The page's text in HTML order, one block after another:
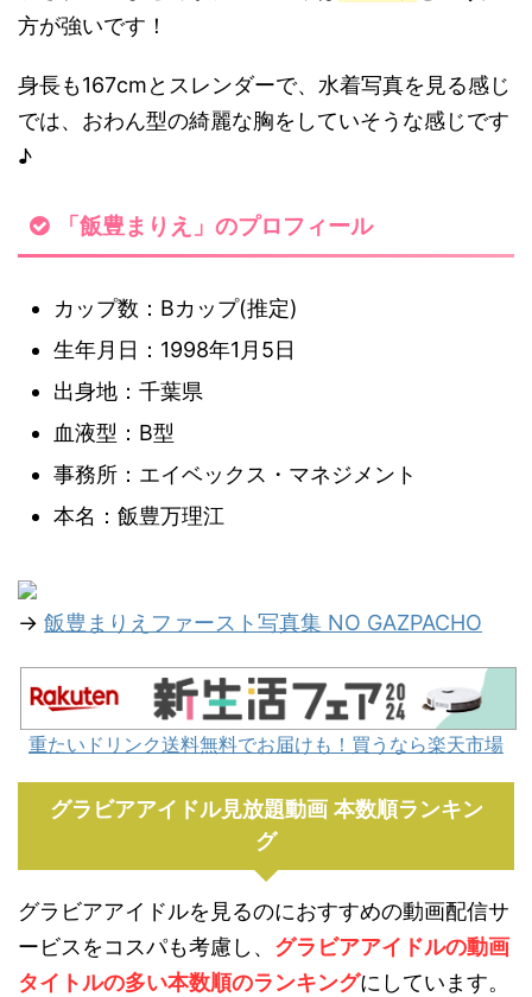
方が強いです！
身長も167cmとスレンダーで、水着写真を見る感じ
では、おわん型の綺麗な胸をしていそうな感じです
♪
「飯豊まりえ」のプロフィール
カップ数：Bカップ(推定)
生年月日：1998年1月5日
出身地：千葉県
血液型：B型
事務所：エイベックス・マネジメント
本名：飯豊万理江
→ 飯豊まりえファースト写真集 NO GAZPACHO
重たいドリンク送料無料でお届けも！買うなら楽天市場
グラビアアイドル見放題動画 本数順ランキン
グ
グラビアアイドルを見るのにおすすめの動画配信サ
ービスをコスパも考慮し、 グラビアアイドルの動画
タイトルの多い本数順のランキングにしています。